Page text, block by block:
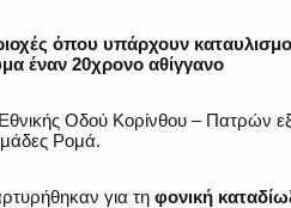
όπου υπάρχουν
έναν 20χρονο αθίγγανο
Οδού Κορίνθου – Πατρών
Ρομά.
για τη φονική